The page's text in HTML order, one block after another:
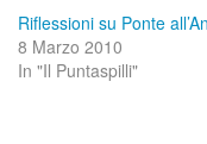
Riflessioni su Ponte
8 Marzo 2010
In "Il Puntaspilli"